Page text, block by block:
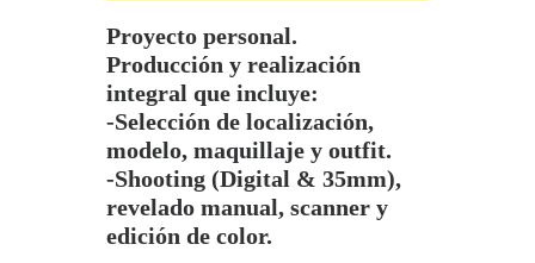
Proyecto personal.
Producción y realización
integral que incluye:
-Selección de localización,
modelo, maquillaje y outfit.
-Shooting (Digital & 35mm),
revelado manual, scanner y
edición de color.